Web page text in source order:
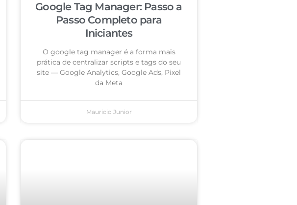
Google Tag Manager: Passo a
Passo Completo para
Iniciantes
O google tag manager é a forma mais
prática de centralizar scripts e tags do seu
site — Google Analytics, Google Ads, Pixel
da Meta
Mauricio Junior